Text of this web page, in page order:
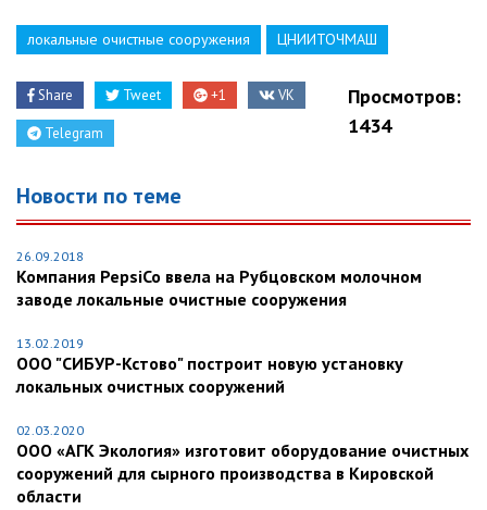
локальные очистные сооружения ЦНИИТОЧМАШ
Share Tweet +1 VK
Telegram
Просмотров:
1434
Новости по теме
26.09.2018
Компания PepsiCo ввела на Рубцовском молочном
заводе локальные очистные сооружения
13.02.2019
ООО "СИБУР-Кстово" построит новую установку
локальных очистных сооружений
02.03.2020
ООО «АГК Экология» изготовит оборудование очистных
сооружений для сырного производства в Кировской
области